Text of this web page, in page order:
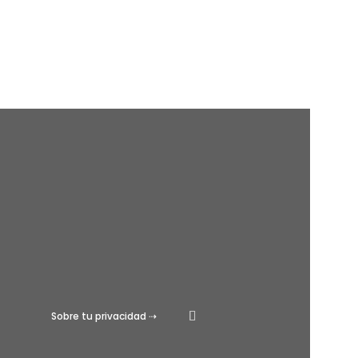
Sobre tu privacidad ⇢